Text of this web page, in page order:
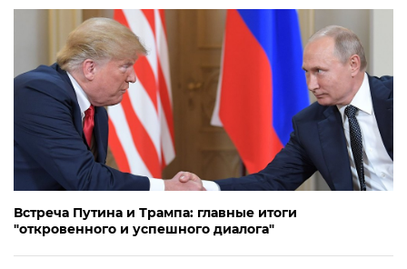
Встреча Путина и Трампа: главные итоги
"откровенного и успешного диалога"